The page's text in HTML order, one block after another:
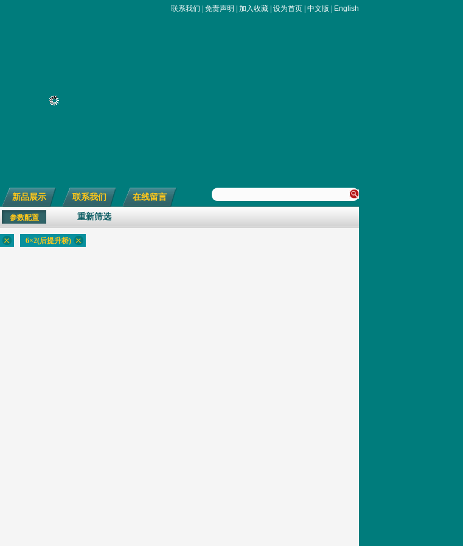
联系我们 免责声明 加入收藏 设为首页 中文版 English
新品展示 联系我们 在线留言
参数配置 重新筛选
6×2(后提升桥)